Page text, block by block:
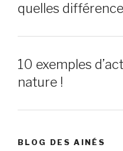
quelles
10 exemples
nature !
BLOG DES AINÉS